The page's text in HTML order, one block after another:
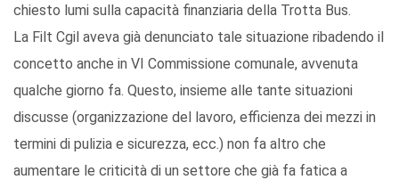
chiesto lumi sulla capacità finanziaria della Trotta Bus.
La Filt Cgil aveva già denunciato tale situazione ribadendo il
concetto anche in VI Commissione comunale, avvenuta
qualche giorno fa. Questo, insieme alle tante situazioni
discusse (organizzazione del lavoro, efficienza dei mezzi in
termini di pulizia e sicurezza, ecc.) non fa altro che
aumentare le criticità di un settore che già fa fatica a